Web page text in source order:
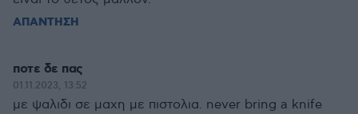
ΑΠΑΝΤΗΣΗ
ποτε δε πας
01.11.2023, 13:52
με ψαλιδι σε μαχη με πιστολια. never bring a knife